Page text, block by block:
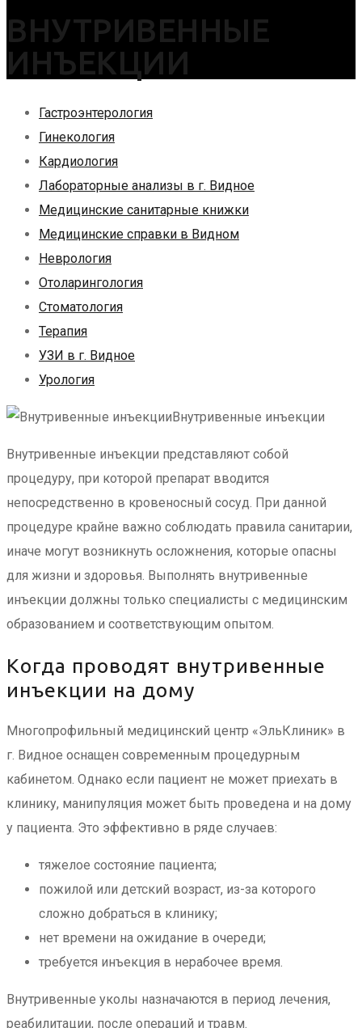
ВНУТРИВЕННЫЕ
ИНЪЕКЦИИ
Гастроэнтерология
Гинекология
Кардиология
Лабораторные анализы в г. Видное
Медицинские санитарные книжки
Медицинские справки в Видном
Неврология
Отоларингология
Стоматология
Терапия
УЗИ в г. Видное
Урология
Внутривенные инъекции
Внутривенные инъекции представляют собой
процедуру, при которой препарат вводится
непосредственно в кровеносный сосуд. При данной
процедуре крайне важно соблюдать правила санитарии,
иначе могут возникнуть осложнения, которые опасны
для жизни и здоровья. Выполнять внутривенные
инъекции должны только специалисты с медицинским
образованием и соответствующим опытом.
Когда проводят внутривенные
инъекции на дому
Многопрофильный медицинский центр «ЭльКлиник» в
г. Видное оснащен современным процедурным
кабинетом. Однако если пациент не может приехать в
клинику, манипуляция может быть проведена и на дому
у пациента. Это эффективно в ряде случаев:
тяжелое состояние пациента;
пожилой или детский возраст, из-за которого
сложно добраться в клинику;
нет времени на ожидание в очереди;
требуется инъекция в нерабочее время.
Внутривенные уколы назначаются в период лечения,
реабилитации, после операций и травм.